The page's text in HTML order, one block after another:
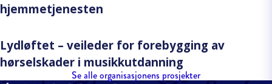
hjemmetjenesten
Lydløftet – veileder for forebygging av
hørselskader i musikkutdanning
Se alle organisasjonens prosjekter